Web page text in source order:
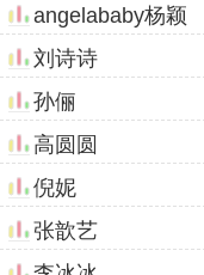
angelababy杨颖
刘诗诗
孙俪
高圆圆
倪妮
张歆艺